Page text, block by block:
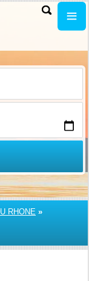
RHONE »